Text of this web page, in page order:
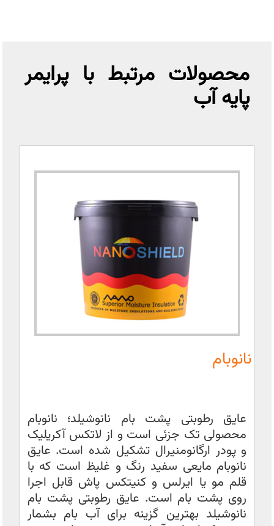
محصولات مرتبط با پرایمر
پایه آب
نانوبام
عایق رطوبتی پشت بام نانوشیلد؛ نانوبام
محصولی تک جزئی است و از لاتکس آکریلیک
و پودر ارگانومنیرال تشکیل شده است. عایق
نانوبام مایعی سفید رنگ و غلیظ است که با
قلم مو یا ایرلس و کنیتکس پاش قابل اجرا
روی پشت بام است. عایق رطوبتی پشت بام
نانوشیلد بهترین گزینه برای آب بام بشمار